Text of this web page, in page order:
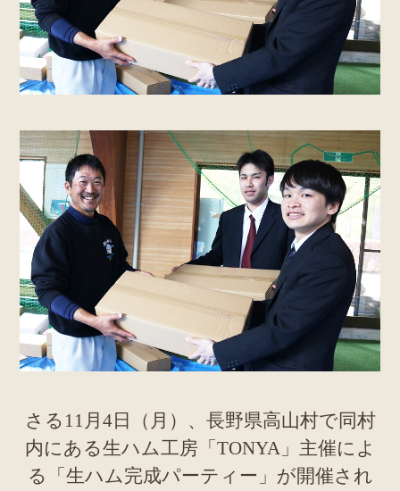
さる11月4日（月）、長野県高山村で同村
内にある生ハム工房「TONYA」主催によ
る「生ハム完成パーティー」が開催され